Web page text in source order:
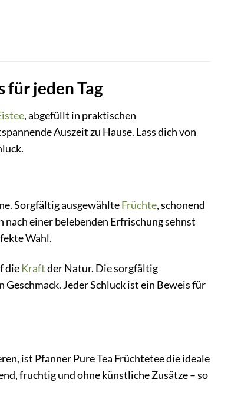
für jeden Tag
, abgefüllt in praktischen
Auszeit zu Hause. Lass dich von
Sorgfältig ausgewählteFrüchte, schonend
einer belebenden Erfrischung sehnst
Wahl.
dieKraftder Natur. Die sorgfältig
Jeder Schluck ist ein Beweis für
ist Pfanner Pure Tea Früchtetee die ideale
fruchtig und ohne künstliche Zusätze – so